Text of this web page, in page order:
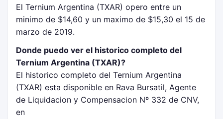
El Ternium Argentina (TXAR) opero entre un
minimo de $14,60 y un maximo de $15,30 el 15 de
marzo de 2019.
Donde puedo ver el historico completo del
Ternium Argentina (TXAR)?
El historico completo del Ternium Argentina
(TXAR) esta disponible en Rava Bursatil, Agente
de Liquidacion y Compensacion Nº 332 de CNV,
en